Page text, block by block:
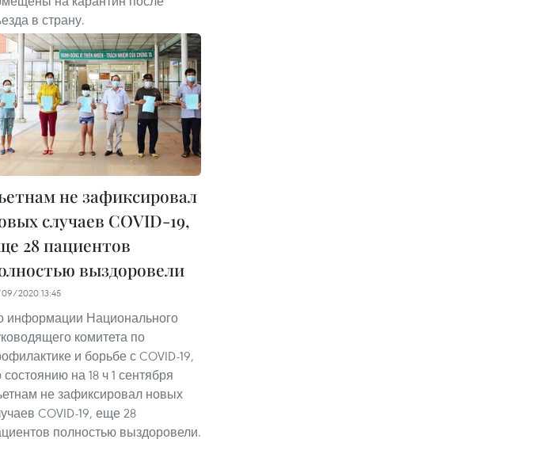
в страну.
не зафиксировал
случаев COVID-19,
28 пациентов
выздоровели
2020 13:45
информации Национального
комитета по
и борьбе с COVID-19,
состоянию на 18 ч 1 сентября
не зафиксировал новых
COVID-19, еще 28
полностью выздоровели.